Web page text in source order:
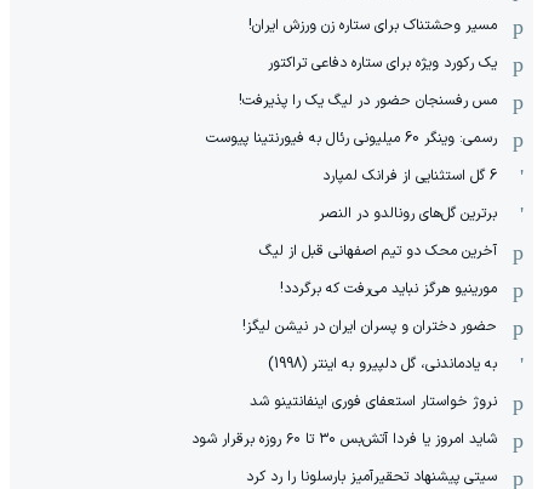
مسیر وحشتناک برای ستاره زن ورزش ایران!
یک رکورد ویژه برای ستاره دفاعی تراکتور
مس رفسنجان حضور در لیگ یک را پذیرفت!
رسمی: وینگر 60 میلیونی رئال به فیورنتینا پیوست
6 گل استثنایی از فرانک لمپارد
برترین گل‌های رونالدو در النصر
آخرین محک دو تیم اصفهانی قبل از لیگ
مورینیو هرگز نباید می‌رفت که برگردد!
حضور دختران و پسران ایران در نیشن لیگز!
به یادماندنی، گل دلپیرو به اینتر (1998)
نروژ خواستار استعفای فوری اینفانتینو شد
شاید امروز یا فردا آتش‌بس ۳۰ تا ۶۰ روزه برقرار شود
سیتی پیشنهاد تحقیرآمیز بارسلونا را رد کرد